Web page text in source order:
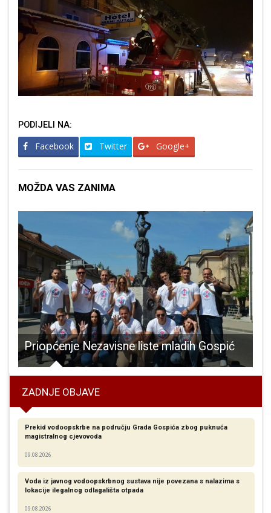
PODIJELI NA:
Facebook Twitter Google+
MOŽDA VAS ZANIMA
Priopćenje Nezavisne liste mladih Gospić
ZADNJE OBJAVE
Prekid vodoopskrbe na području Grada Gospića zbog puknuća
magistralnog cjevovoda
09.08.2026
Voda iz javnog vodoopskrbnog sustava nije povezana s nalazima s
lokacije ilegalnog odlagališta otpada
09.08.2026